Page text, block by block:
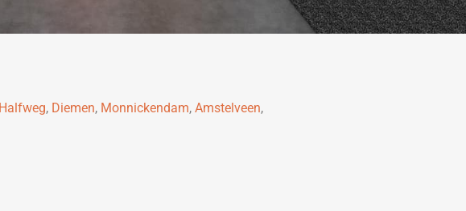
Halfweg, Diemen, Monnickendam, Amstelveen,